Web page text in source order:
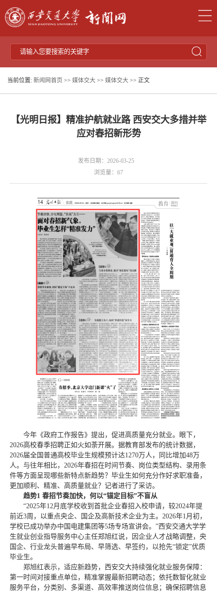
当前位置: 新闻网首页 >> 媒体交大 >> 媒体交大 >> 正文
【光明日报】精准护航就业路 西安交大多措并举
应对春招新形势
发布日期：2026-03-25
浏览量： 67
今年《政府工作报告》提出，促进高质量充分就业。眼下，
2026高校春季招聘正如火如荼开展。据教育部发布的统计数据，
2026届全国普通高校毕业生规模预计达1270万人，同比增加48万
人。与往年相比，2026年春招在时间节奏、岗位类型结构、录用条
件等方面呈现哪些新特点新趋势？毕业生如何充分作好求职准备，
更加顺利、精准、高质量就业？记者进行了采访。
趋势1 春招节奏加快，何以“锚定目标”不盲从
“2025年12月底学校收到首批企业春招入校申请，较2024年提
前近3周，以重点央企、国企及高新技术企业为主。2026年1月初，
学校已成功举办中国电建集团等5场专场宣讲会。”西安交通大学学
生就业创业指导服务中心主任郑旭红说，因企业人才战略调整，央
国企、行业龙头普遍早布局、早筛选、早签约，以抢先“锁定”优质
毕业生。
郑旭红表示，适应新趋势，西安交大持续强化就业服务保障：
第一时间对接重点单位，精准掌握最新招聘动态；依托数智化就业
服务平台，分类别、多渠道、高效率推送岗位信息；确保招聘信息